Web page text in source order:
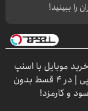
را ببینید!
خرید موبایل با اسنپ
پی | در ۴ قسط بدون
سود و کارمزد!